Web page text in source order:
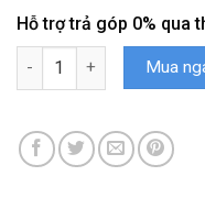
Hỗ trợ trả góp 0% qua
Tủ Lạnh PanasonicMua